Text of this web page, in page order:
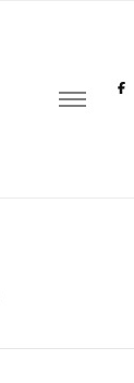
Over reizen, vakanties